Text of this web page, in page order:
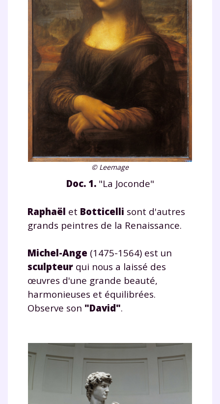
© Leemage
Doc. 1."La Joconde"
Raphaël et Botticelli sont d'autres
grands peintres de la Renaissance.
Michel-Ange (1475-1564) est un
sculpteur qui nous a laissé des
œuvres d'une grande beauté,
harmonieuses et équilibrées.
Observe son "David".